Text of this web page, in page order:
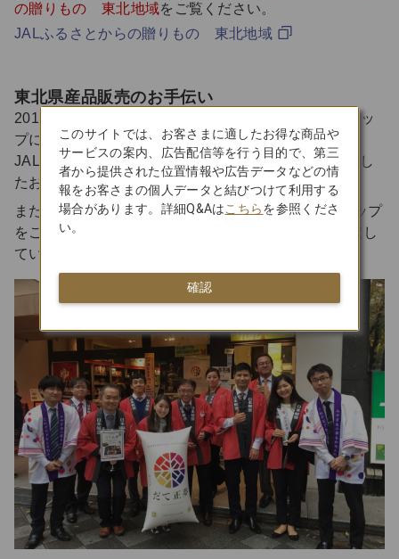
の贈りもの 東北地域をご覧ください。
JALふるさとからの贈りもの 東北地域
東北県産品販売のお手伝い
2013年より毎年、東京にある東北6県のアンテナショッ
プにて店頭応援販売を行っています。(1日/各店舗)
JALグループ社員がボランティアとして参加し、来店し
たお客さまへ東北の魅力をお伝えしています。
また、年に一度JAL本社にて東北6県のアンテナショップ
をご招待し、東北物産展を行うことで産業振興に貢献し
ています。
このサイトでは、お客さまに適したお得な商品や
サービスの案内、広告配信等を行う目的で、第三
者から提供された位置情報や広告データなどの情
報をお客さまの個人データと結びつけて利用する
場合があります。詳細Q&Aはこちらを参照くださ
い。
確認